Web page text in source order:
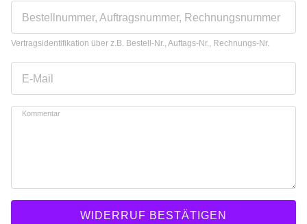
Bestellnummer, Auftragsnummer, Rechnungsnummer
Vertragsidentifikation über z.B. Bestell-Nr., Auftags-Nr., Rechnungs-Nr.
E-Mail
Kommentar
WIDERRUF BESTÄTIGEN